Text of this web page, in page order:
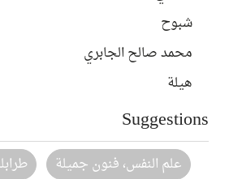
شبوح
محمد صالح الجابري
هيلة
Suggestions
علم النفس، فنون جميلة